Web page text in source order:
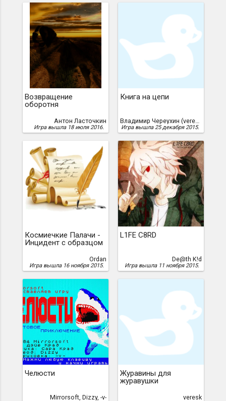
Возвращение
оборотня
Антон Ласточкин
Игра вышла 18 июля 2016.
Книга на цепи
Владимир Череухин (veresk), Череухин, Владимир
Игра вышла 25 декабря 2015.
Космиечкие Палачи -
Инцидент с образцом
Ordan
Игра вышла 16 ноября 2015.
L1FE C8RD
De@th K!d
Игра вышла 11 ноября 2015.
Челюсти
Mirrorsoft, Dizzy, -v-
Журавины для
журавушки
veresk